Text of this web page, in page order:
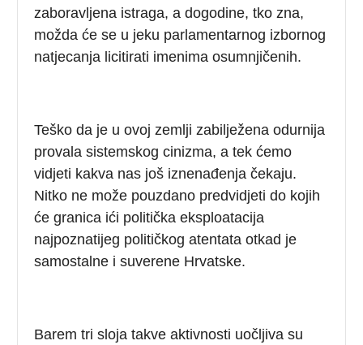
zaboravljena istraga, a dogodine, tko zna,
možda će se u jeku parlamentarnog izbornog
natjecanja licitirati imenima osumnjičenih.
Teško da je u ovoj zemlji zabilježena odurnija
provala sistemskog cinizma, a tek ćemo
vidjeti kakva nas još iznenađenja čekaju.
Nitko ne može pouzdano predvidjeti do kojih
će granica ići politička eksploatacija
najpoznatijeg političkog atentata otkad je
samostalne i suverene Hrvatske.
Barem tri sloja takve aktivnosti uočljiva su